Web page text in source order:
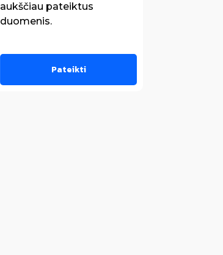
aukščiau pateiktus
duomenis.